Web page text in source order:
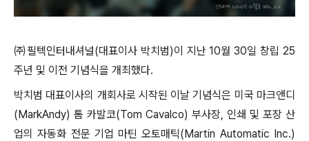
㈜필텍인터내셔널(대표이사 박치범)이 지난 10월 30일 창립 25
주년 및 이전 기념식을 개최했다.
박치범 대표이사의 개회사로 시작된 이날 기념식은 미국 마크앤디
(MarkAndy) 톰 카발코(Tom Cavalco) 부사장, 인쇄 및 포장 산
업의 자동화 전문 기업 마틴 오토매틱(Martin Automatic Inc.)